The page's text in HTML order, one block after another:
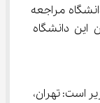
مراجعه
این دانشگاه
است: تهران،